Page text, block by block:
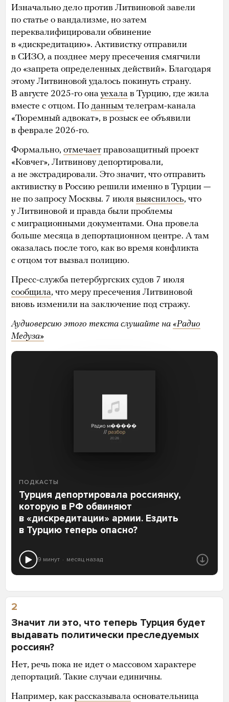
Изначально дело против Литвиновой завели
по статье о вандализме, но затем
переквалифицировали обвинение
в «дискредитацию». Активистку отправили
в СИЗО, а позднее меру пресечения смягчили
до «запрета определенных действий». Благодаря
этому Литвиновой удалось покинуть страну.
В августе 2025-го она уехала в Турцию, где жила
вместе с отцом. По данным телеграм-канала
«Тюремный адвокат», в розыск ее объявили
в феврале 2026-го.
Формально, отмечает правозащитный проект
«Ковчег», Литвинову депортировали,
а не экстрадировали. Это значит, что отправить
активистку в Россию решили именно в Турции —
не по запросу Москвы. 7 июля выяснилось, что
у Литвиновой и правда были проблемы
с миграционными документами. Она провела
больше месяца в депортационном центре. А там
оказалась после того, как во время конфликта
с отцом тот вызвал полицию.
Пресс-служба петербургских судов 7 июля
сообщила, что меру пресечения Литвиновой
вновь изменили на заключение под стражу.
Аудиоверсию этого текста слушайте на «Радио
Медуза»
ПОДКАСТЫ
Турция депортировала россиянку,
которую в РФ обвиняют
в «дискредитации» армии. Ездить
в Турцию теперь опасно?
9 минут месяц назад
2
Значит ли это, что теперь Турция будет
выдавать политически преследуемых
россиян?
Нет, речь пока не идет о массовом характере
депортаций. Такие случаи единичны.
Например, как рассказывала основательница